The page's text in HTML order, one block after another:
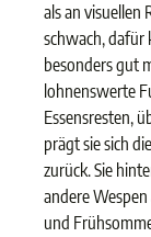
als an visuellen
schwach, dafür
besonders gut
lohnenswerte
Essensresten,
prägt sie sich
zurück. Sie
andere
und